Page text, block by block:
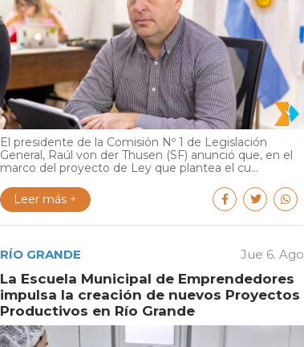
El presidente de la Comisión Nº 1 de Legislación
General, Raúl von der Thusen (SF) anunció que, en el
marco del proyecto de Ley que plantea el cu...
Leer más +
RÍO GRANDE Jue 6. Ago
La Escuela Municipal de Emprendedores
impulsa la creación de nuevos Proyectos
Productivos en Río Grande